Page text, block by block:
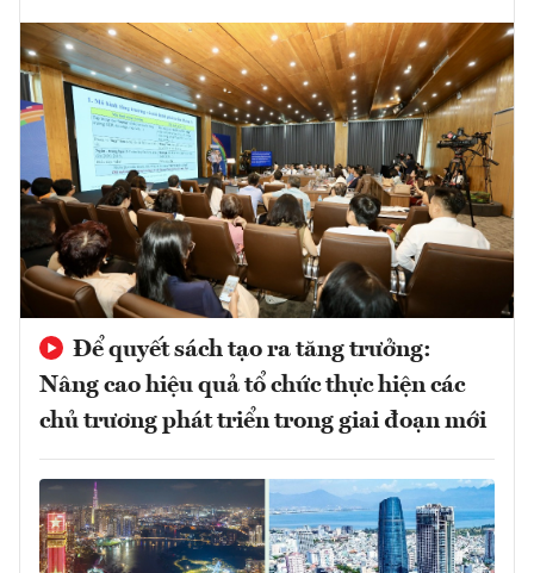
Để quyết sách tạo ra tăng trưởng:
Nâng cao hiệu quả tổ chức thực hiện các
chủ trương phát triển trong giai đoạn mới